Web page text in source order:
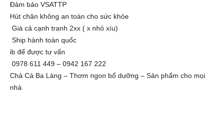
Đảm bảo VSATTP
Hút chân không an toàn cho sức khỏe
Giá cả cạnh tranh 2xx ( x nhỏ xíu)
Ship hành toàn quốc
ib để được tư vấn
0978 611 449 – 0942 167 222
Chả Cá Ba Làng – Thơm ngon bổ dưỡng – Sản phẩm cho mọi
nhà